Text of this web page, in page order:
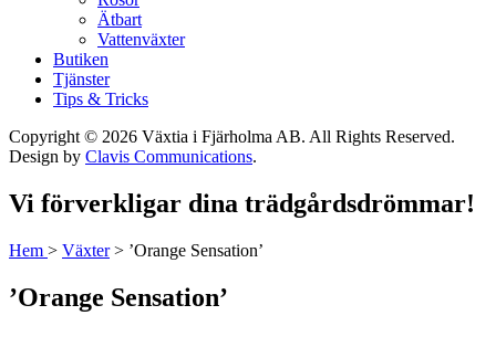
Ätbart
Vattenväxter
Butiken
Tjänster
Tips & Tricks
Copyright © 2026 Växtia i Fjärholma AB. All Rights Reserved.
Design by Clavis Communications.
Vi förverkligar dina trädgårdsdrömmar!
Hem > Växter> ’Orange Sensation’
’Orange Sensation’